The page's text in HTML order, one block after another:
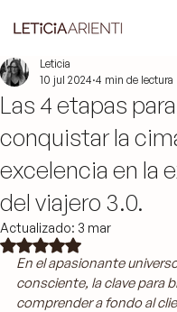
Las 4 etapas para
conquistar la
excelencia en la
del viajero 3.0.
Leticia
10 jul 2024 4 min de lectura
Actualizado: 3 mar
Obtuvo NaN de 5
En el apasionante
consciente, la clave para
comprender a fondo al